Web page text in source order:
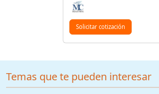
Solicitar cotización
Temas que te pueden interesar